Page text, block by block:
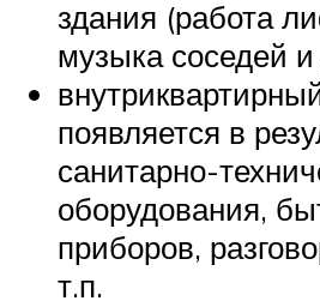
здания (работа
музыка соседей и
появляется в
санитарно-
оборудования,
приборов,
т.п.